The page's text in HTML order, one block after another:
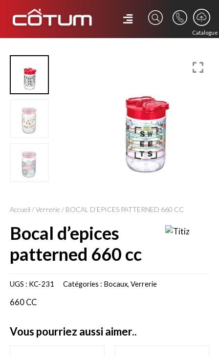
Catalogue
Accueil /Verrerie / BOCAL D’EPICES PATTERNED 660 CC
bocal d’epices
patterned 660 cc
UGS : KC-231 Catégories : Bocaux, Verrerie
660 CC
vous pourriez aussi aimer..